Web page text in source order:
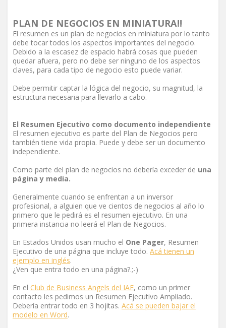
PLAN DE NEGOCIOS EN MINIATURA!!
El resumen es un plan de negocios en miniatura por lo tanto
debe tocar todos los aspectos importantes del negocio.
Debido a la escasez de espacio habrá cosas que pueden
quedar afuera, pero no debe ser ninguno de los aspectos
claves, para cada tipo de negocio esto puede variar.
Debe permitir captar la lógica del negocio, su magnitud, la
estructura necesaria para llevarlo a cabo.
El Resumen Ejecutivo como documento independiente
El resumen ejecutivo es parte del Plan de Negocios pero
también tiene vida propia. Puede y debe ser un documento
independiente.
Como parte del plan de negocios no debería exceder de una
página y media.
Generalmente cuando se enfrentan a un inversor
profesional, a alguien que ve cientos de negocios al año lo
primero que le pedirá es el resumen ejecutivo. En una
primera instancia no leerá el Plan de Negocios.
En Estados Unidos usan mucho el One Pager, Resumen
Ejecutivo de una página que incluye todo. Acá tienen un
ejemplo en inglés.
¿Ven que entra todo en una página?.;-)
En el Club de Business Angels del IAE, como un primer
contacto les pedimos un Resumen Ejecutivo Ampliado.
Debería entrar todo en 3 hojitas. Acá se pueden bajar el
modelo en Word.